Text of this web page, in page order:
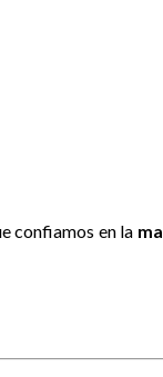
confiamos en la